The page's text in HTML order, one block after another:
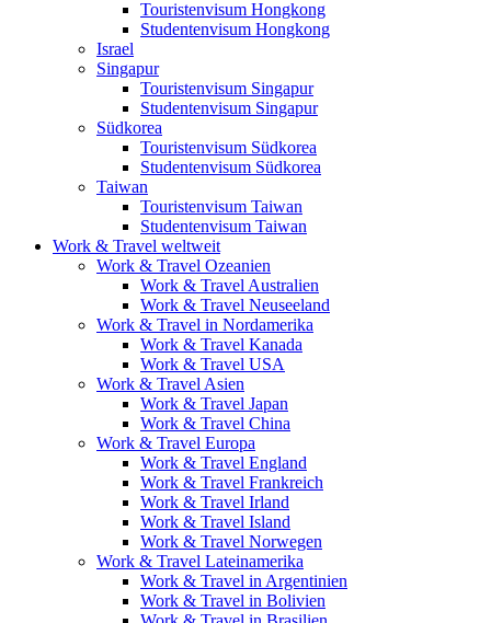
Touristenvisum Hongkong
Studentenvisum Hongkong
Israel
Singapur
Touristenvisum Singapur
Studentenvisum Singapur
Südkorea
Touristenvisum Südkorea
Studentenvisum Südkorea
Taiwan
Touristenvisum Taiwan
Studentenvisum Taiwan
Work & Travel weltweit
Work & Travel Ozeanien
Work & Travel Australien
Work & Travel Neuseeland
Work & Travel in Nordamerika
Work & Travel Kanada
Work & Travel USA
Work & Travel Asien
Work & Travel Japan
Work & Travel China
Work & Travel Europa
Work & Travel England
Work & Travel Frankreich
Work & Travel Irland
Work & Travel Island
Work & Travel Norwegen
Work & Travel Lateinamerika
Work & Travel in Argentinien
Work & Travel in Bolivien